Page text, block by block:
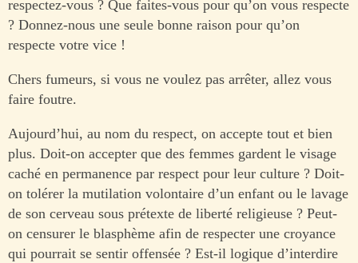
respectez-vous ? Que faites-vous pour qu’on vous respecte
? Donnez-nous une seule bonne raison pour qu’on
respecte votre vice !
Chers fumeurs, si vous ne voulez pas arrêter, allez vous
faire foutre.
Aujourd’hui, au nom du respect, on accepte tout et bien
plus. Doit-on accepter que des femmes gardent le visage
caché en permanence par respect pour leur culture ? Doit-
on tolérer la mutilation volontaire d’un enfant ou le lavage
de son cerveau sous prétexte de liberté religieuse ? Peut-
on censurer le blasphème afin de respecter une croyance
qui pourrait se sentir offensée ? Est-il logique d’interdire